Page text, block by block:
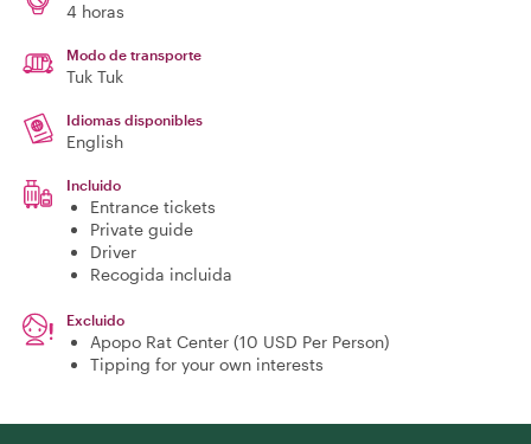
4 horas
Modo de transporte
Tuk Tuk
Idiomas disponibles
English
Incluido
Entrance tickets
Private guide
Driver
Recogida incluida
Excluido
Apopo Rat Center (10 USD Per Person)
Tipping for your own interests